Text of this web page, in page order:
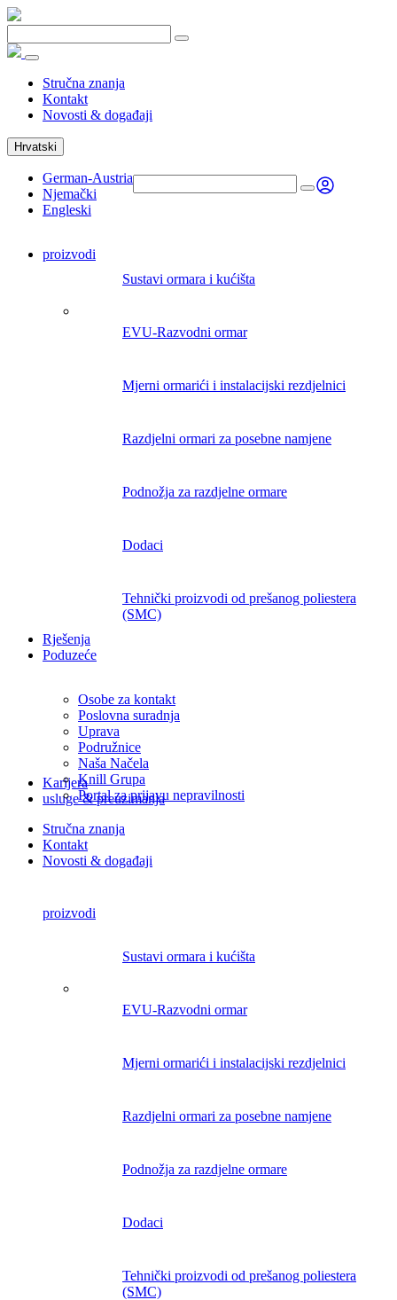
Stručna znanja
Kontakt
Novosti & događaji
Hrvatski
German-Austria
Njemački
Engleski
proizvodi
Sustavi ormara i kućišta
EVU-Razvodni ormar
Mjerni ormarići i instalacijski rezdjelnici
Razdjelni ormari za posebne namjene
Podnožja za razdjelne ormare
Dodaci
Tehnički proizvodi od prešanog poliestera
(SMC)
Rješenja
Poduzeće
Osobe za kontakt
Poslovna suradnja
Uprava
Podružnice
Naša Načela
Knill Grupa
Portal za prijavu nepravilnosti
Karijera
usluge & preuzimanja
Stručna znanja
Kontakt
Novosti & događaji
proizvodi
Sustavi ormara i kućišta
EVU-Razvodni ormar
Mjerni ormarići i instalacijski rezdjelnici
Razdjelni ormari za posebne namjene
Podnožja za razdjelne ormare
Dodaci
Tehnički proizvodi od prešanog poliestera
(SMC)